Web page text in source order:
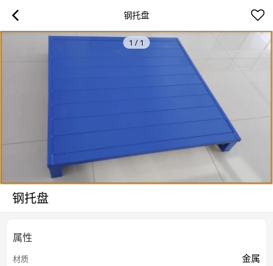
钢托盘
1 / 1
钢托盘
属性
材质 金属